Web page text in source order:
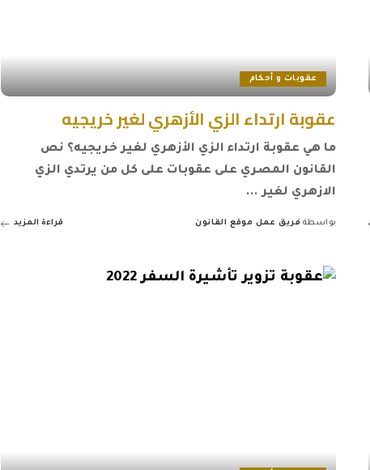
عقوبات و أحكام
عقوبة ارتداء الزي الأزهري لغير خريجيه
ما هي عقوبة ارتداء الزي الأزهري لغير خريجيه؟ نص
القانون المصري على عقوبات على كل من يرتدي الزي
الازهري لغير ...
بواسطة فريق عمل موقع القانون قراءة المزيد